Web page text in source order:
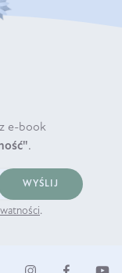
e-book
.
WYŚLIJ
.